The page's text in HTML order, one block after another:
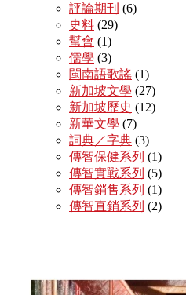
評論期刊 (6)
史料 (29)
幫會 (1)
儒學 (3)
閩南語歌謠 (1)
新加坡文學 (27)
新加坡歷史 (12)
新華文學 (7)
詞典／字典 (3)
傳智保健系列 (1)
傳智實戰系列 (5)
傳智銷售系列 (1)
傳智直銷系列 (2)